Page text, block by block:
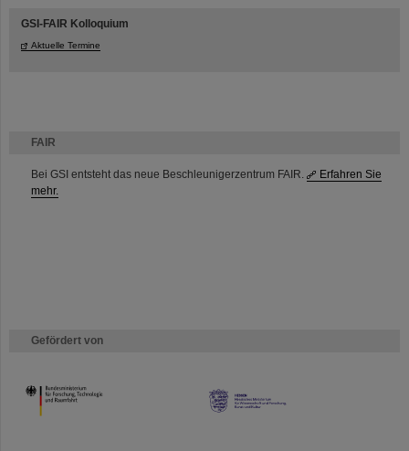
FAIR
Bei GSI entsteht das neue Beschleunigerzentrum FAIR.
Erfahren Sie
mehr.
Gefördert von
HMWK
GSI-FAIR Kolloquium
Aktuelle Termine